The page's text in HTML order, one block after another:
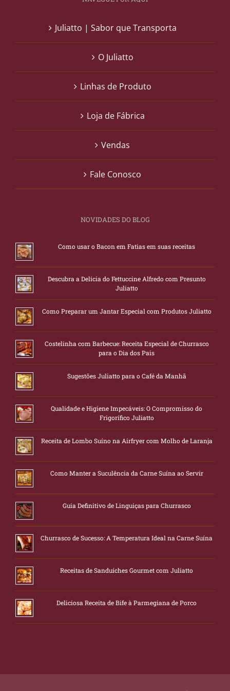
Juliatto | Sabor que Transporta
O Juliatto
Linhas de Produto
Loja de Fábrica
Vendas
Fale Conosco
NOVIDADES DO BLOG
Como usar o Bacon em Fatias em suas receitas
Descubra a Delícia do Fettuccine Alfredo com Presunto
Juliatto
Como Preparar um Jantar Especial com Produtos Juliatto
Costelinha com Barbecue: Receita Especial de Churrasco
para o Dia dos Pais
Sugestões Juliatto para o Café da Manhã
Qualidade e Higiene Impecáveis: O Compromisso do
Frigorífico Juliatto
Receita de Lombo Suíno na Airfryer com Molho de Laranja
Como Manter a Suculência da Carne Suína ao Servir
Guia Definitivo de Linguiças para Churrasco
Churrasco de Sucesso: A Temperatura Ideal na Carne Suína
Receitas de Sanduíches Gourmet com Juliatto
Deliciosa Receita de Bife à Parmegiana de Porco